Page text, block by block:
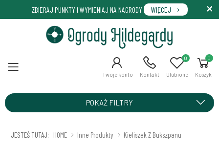
ZBIERAJ PUNKTY I WYMIENIAJ NA NAGRODY WIĘCEJ
Menu Twoje konto Kontakt Ulubione
0 0
Koszyk
POKAŻ FILTRY
JESTEŚ TUTAJ: HOME Inne Produkty Kieliszek Z Bukszpanu